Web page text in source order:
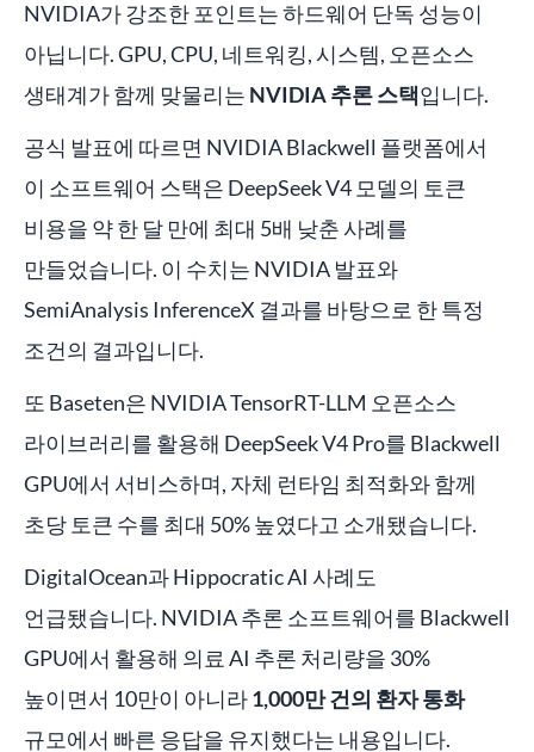
NVIDIA가 강조한 포인트는 하드웨어 단독 성능이
아닙니다. GPU, CPU, 네트워킹, 시스템, 오픈소스
생태계가 함께 맞물리는 NVIDIA 추론 스택입니다.
공식 발표에 따르면 NVIDIA Blackwell 플랫폼에서
이 소프트웨어 스택은 DeepSeek V4 모델의 토큰
비용을 약 한 달 만에 최대 5배 낮춘 사례를
만들었습니다. 이 수치는 NVIDIA 발표와
SemiAnalysis InferenceX 결과를 바탕으로 한 특정
조건의 결과입니다.
또 Baseten은 NVIDIA TensorRT-LLM 오픈소스
라이브러리를 활용해 DeepSeek V4 Pro를 Blackwell
GPU에서 서비스하며, 자체 런타임 최적화와 함께
초당 토큰 수를 최대 50% 높였다고 소개됐습니다.
DigitalOcean과 Hippocratic AI 사례도
언급됐습니다. NVIDIA 추론 소프트웨어를 Blackwell
GPU에서 활용해 의료 AI 추론 처리량을 30%
높이면서 10만이 아니라1,000만 건의 환자 통화
규모에서 빠른 응답을 유지했다는 내용입니다.